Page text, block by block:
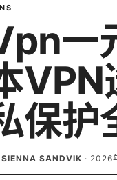
一
VPN
保护
SIENNA SANDVIK · 2026